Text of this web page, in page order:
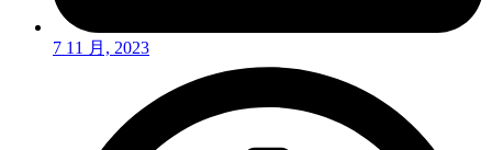
7 11 月, 2023